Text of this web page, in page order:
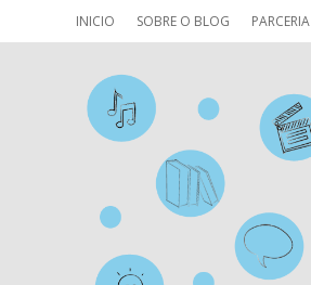
INICIO SOBRE O BLOG PARCERIA